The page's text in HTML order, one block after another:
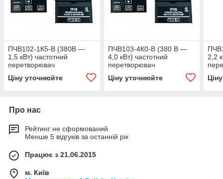
ПЧВ102-1К5-В (380В —
1,5 кВт) частотний
перетворювач
Ціну уточнюйте
ПЧВ103-4К0-В (380 В —
4,0 кВт) частотний
перетворювач
Ціну уточнюйте
2,2
Про нас
Рейтинг не сформований
Менше 5 відгуків за останній рік
Працює з 21.06.2015
м. Київ